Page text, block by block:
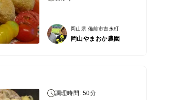
岡山県 備前市吉永町
岡山やまおか農園
調理時間: 50分